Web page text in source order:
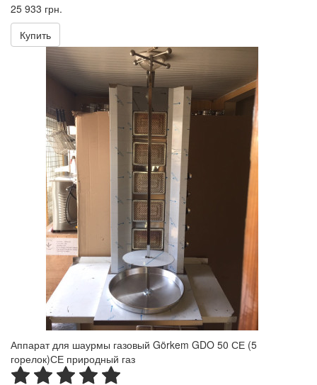
25 933 грн.
Купить
Аппарат для шаурмы газовый Görkem GDO 50 СЕ (5
горелок)СЕ природный газ